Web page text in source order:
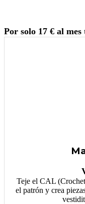
Por solo 17 € al mes
Teje el CAL
el patrón y crea